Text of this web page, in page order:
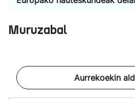
Muruzabal
Aurrekoekin